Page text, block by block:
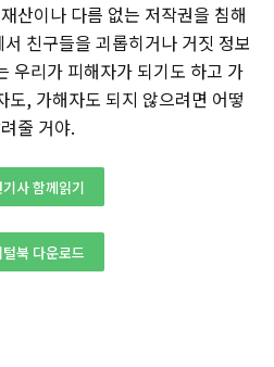
산이나 다름 없는 저작권을 침해
친구들을 괴롭히거나 거짓 정보
우리가 피해자가 되기도 하고 가
도, 가해자도 되지 않으려면 어떻
줄 거야.
사 함께읽기
털북 다운로드